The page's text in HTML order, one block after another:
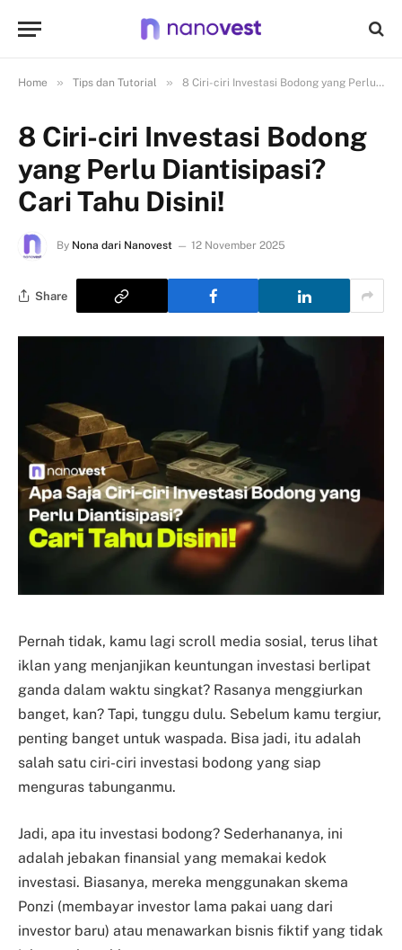
Home » Tips dan Tutorial » 8 Ciri-ciri Investasi Bodong yang Perlu Diantisipasi? Cari Tahu Disini!
8 Ciri-ciri Investasi Bodong
yang Perlu Diantisipasi?
Cari Tahu Disini!
By Nona dari Nanovest 12 November 2025
Share
Pernah tidak, kamu lagi scroll media sosial, terus lihat
iklan yang menjanjikan keuntungan investasi berlipat
ganda dalam waktu singkat? Rasanya menggiurkan
banget, kan? Tapi, tunggu dulu. Sebelum kamu tergiur,
penting banget untuk waspada. Bisa jadi, itu adalah
salah satu ciri-ciri investasi bodong yang siap
menguras tabunganmu.
Jadi, apa itu investasi bodong? Sederhananya, ini
adalah jebakan finansial yang memakai kedok
investasi. Biasanya, mereka menggunakan skema
Ponzi (membayar investor lama pakai uang dari
investor baru) atau menawarkan bisnis fiktif yang tidak